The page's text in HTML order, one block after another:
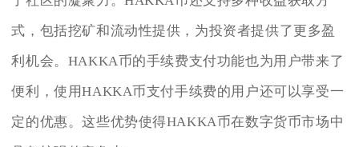
式，包括挖矿和流动性提供，为投资者提供了更多盈
利机会。HAKKA币的手续费支付功能也为用户带来了
便利，使用HAKKA币支付手续费的用户还可以享受一
定的优惠。这些优势使得HAKKA币在数字货币市场中